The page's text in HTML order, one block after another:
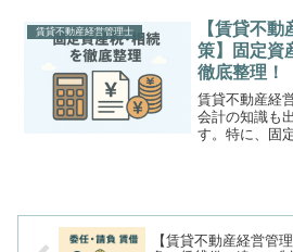
着させて得点
賃貸不動産経営管理士
【賃貸不
策】固定資
徹底整理！
賃貸不動産経
会計の知識も
す。特に、固
【賃貸不動産経営管